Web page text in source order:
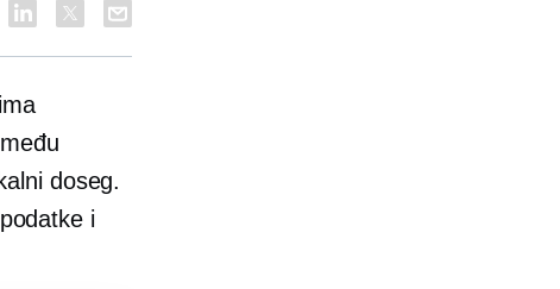
doseg.
i